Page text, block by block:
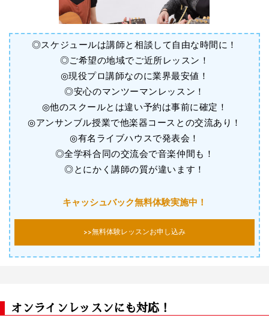
◎スケジュールは講師と相談して自由な時間に！
◎ご希望の地域でご近所レッスン！
◎現役プロ講師なのに業界最安値！
◎安心のマンツーマンレッスン！
◎他のスクールとは違い予約は事前に確定！
◎アンサンブル授業で他楽器コースとの交流あり！
◎有名ライブハウスで発表会！
◎全学科合同の交流会で音楽仲間も！
◎とにかく講師の質が違います！
キャッシュバック無料体験実施中！
>>無料体験レッスンお申し込み
オンラインレッスンにも対応！